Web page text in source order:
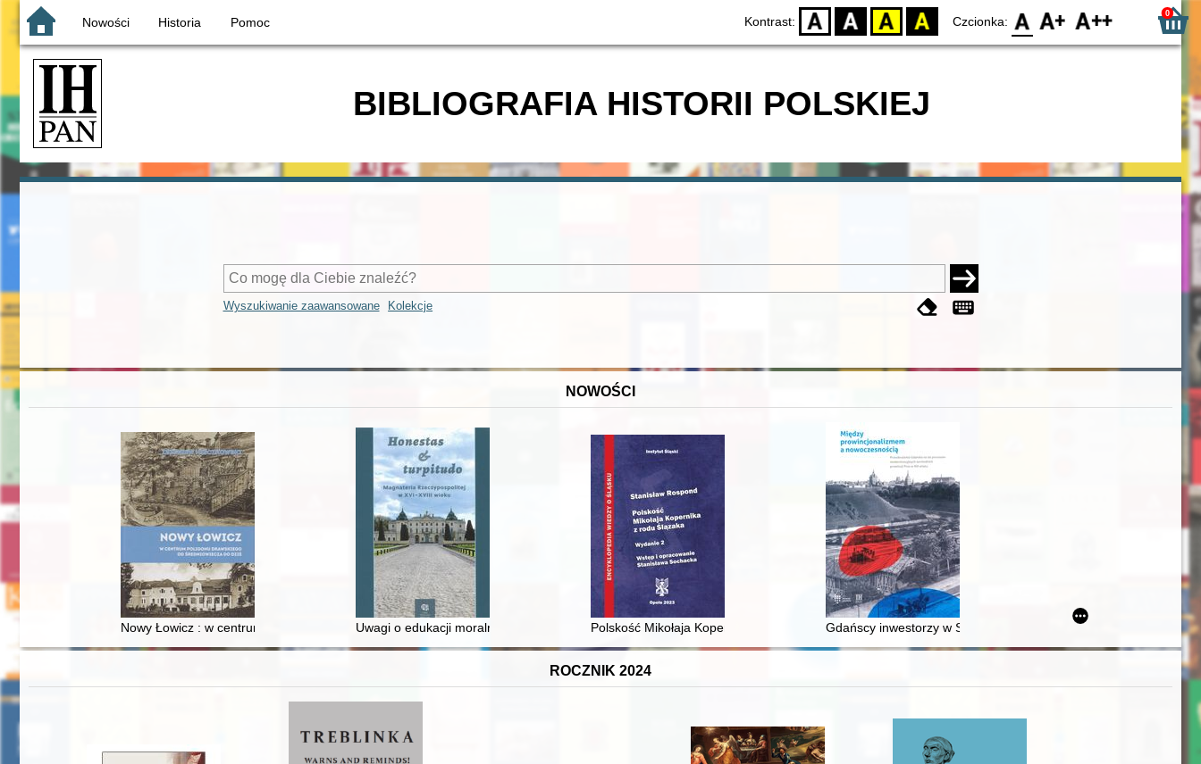
Nowości Historia Pomoc Kontrast: D BW YB BY Czcionka: F0 F1 F2 0
BIBLIOGRAFIA HISTORII POLSKIEJ
Wyszukiwanie zaawansowane Kolekcje
NOWOŚCI
Nowy Łowicz : w centrum poligonu drawskiego od średniowiecza do dziśUwagi o edukacji moralnej synów szlacheckich w XVI-wiecznej Rzeczypospolitej
Polskość Mikołaja Kopernika z rodu ŚlązakaGdańscy inwestorzy w Sopocie : prestiż finansowy i towarzyski
ROCZNIK 2024